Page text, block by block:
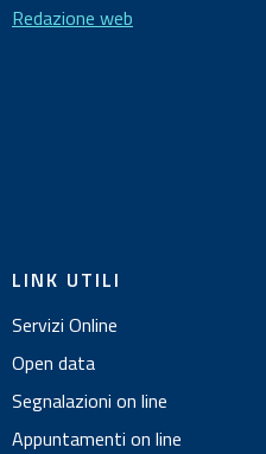
Redazione web
LINK UTILI
Servizi Online
Open data
Segnalazioni on line
Appuntamenti on line